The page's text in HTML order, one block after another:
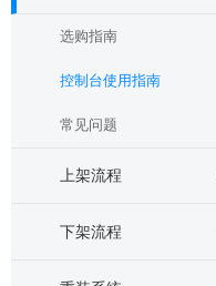
选购指南
控制台使用指南
常见问题
上架流程
下架流程